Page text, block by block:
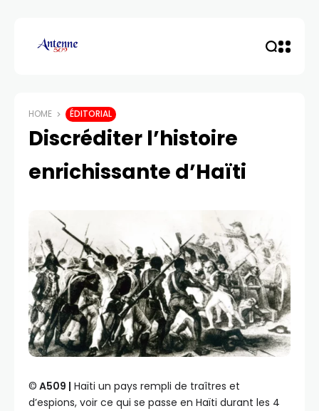
HOME ÉDITORIAL
Discréditer l’histoire
enrichissante d’Haïti
©️ A509 | Haïti un pays rempli de traîtres et
d’espions, voir ce qui se passe en Haïti durant les 4